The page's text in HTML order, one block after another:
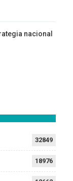
nacional
32849
18976